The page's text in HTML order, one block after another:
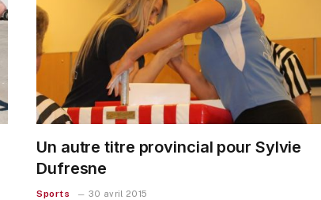
Un autre titre provincial pour Sylvie
Dufresne
Sports 30 avril 2015